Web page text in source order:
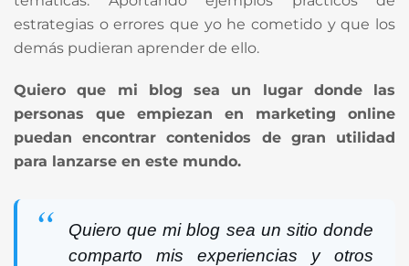
estrategias o errores que yo he cometido y que los
demás pudieran aprender de ello.
Quiero que mi blog sea un lugar donde las
personas que empiezan en marketing online
puedan encontrar contenidos de gran utilidad
para lanzarse en este mundo.
Quiero que mi blog sea un sitio donde
comparto mis experiencias y otros